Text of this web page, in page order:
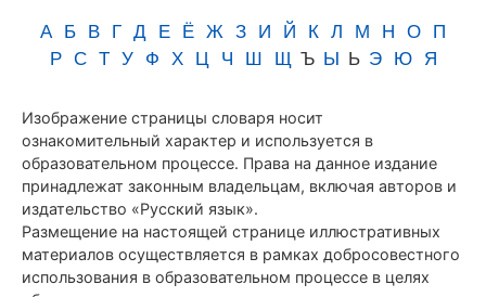
А Б В Г Д Е Ё Ж З И Й К Л М Н О П
Р С Т У Ф Х Ц Ч Ш Щ Ъ Ы Ь Э Ю Я
Изображение страницы словаря носит
ознакомительный характер и используется в
образовательном процессе. Права на данное издание
принадлежат законным владельцам, включая авторов и
издательство «Русский язык».
Размещение на настоящей странице иллюстративных
материалов осуществляется в рамках добросовестного
использования в образовательном процессе в целях